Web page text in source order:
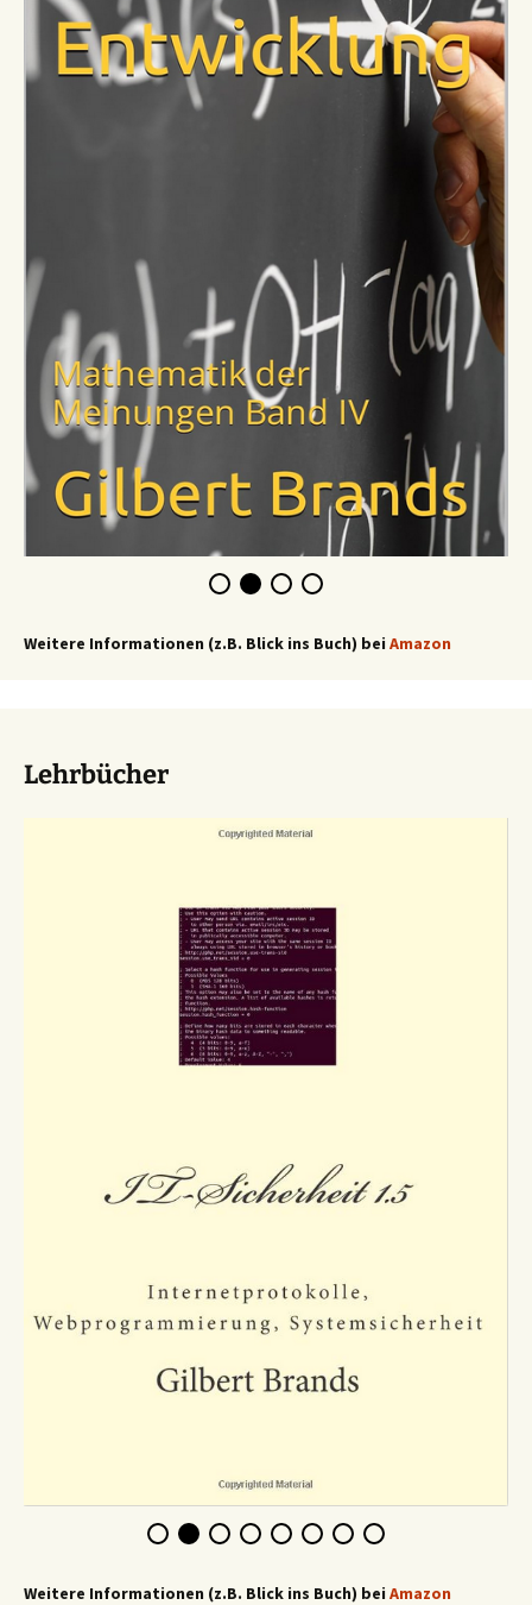
Weitere Informationen (z.B. Blick ins Buch) bei Amazon
Lehrbücher
Weitere Informationen (z.B. Blick ins Buch) bei Amazon